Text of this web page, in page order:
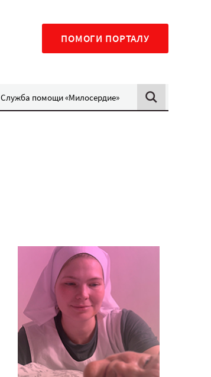
ПОМОГИ ПОРТАЛУ
Служба помощи «Милосердие»